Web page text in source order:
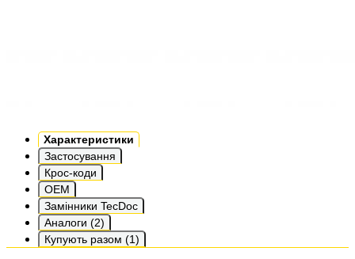
Характеристики
Застосування
Крос-коди
OEM
Замінники TecDoc
Аналоги (2)
Купують разом (1)